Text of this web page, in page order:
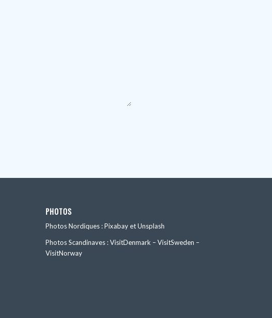
PHOTOS
Photos Nordiques : Pixabay et Unsplash
Photos Scandinaves : VisitDenmark – VisitSweden –
VisitNorway